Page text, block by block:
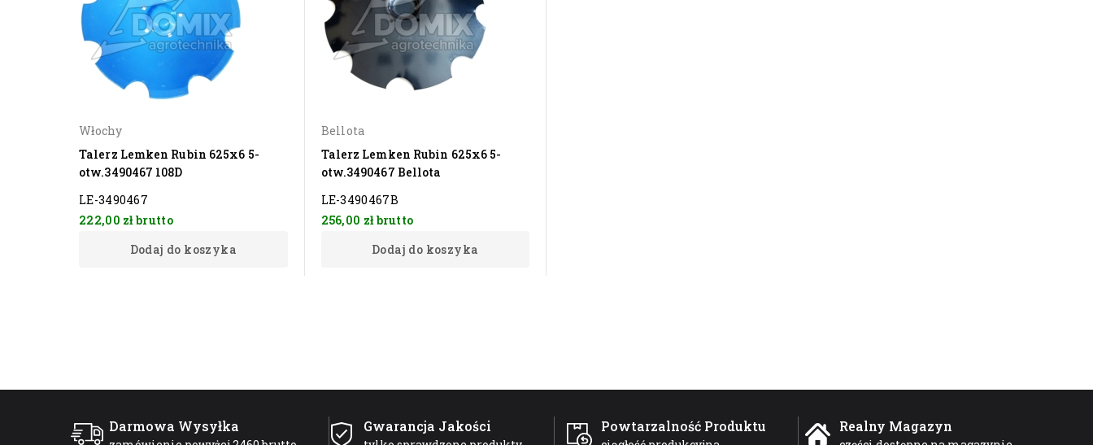
Włochy
Talerz Lemken Rubin 625x6 5-
otw.3490467 108D
LE-3490467
222,00 złbrutto
Dodaj do koszyka
Bellota
Talerz Lemken Rubin 625x6 5-
otw.3490467 Bellota
LE-3490467B
256,00 złbrutto
Dodaj do koszyka
Darmowa Wysyłka Gwarancja Jakości Powtarzalność Produktu Realny Magazyn